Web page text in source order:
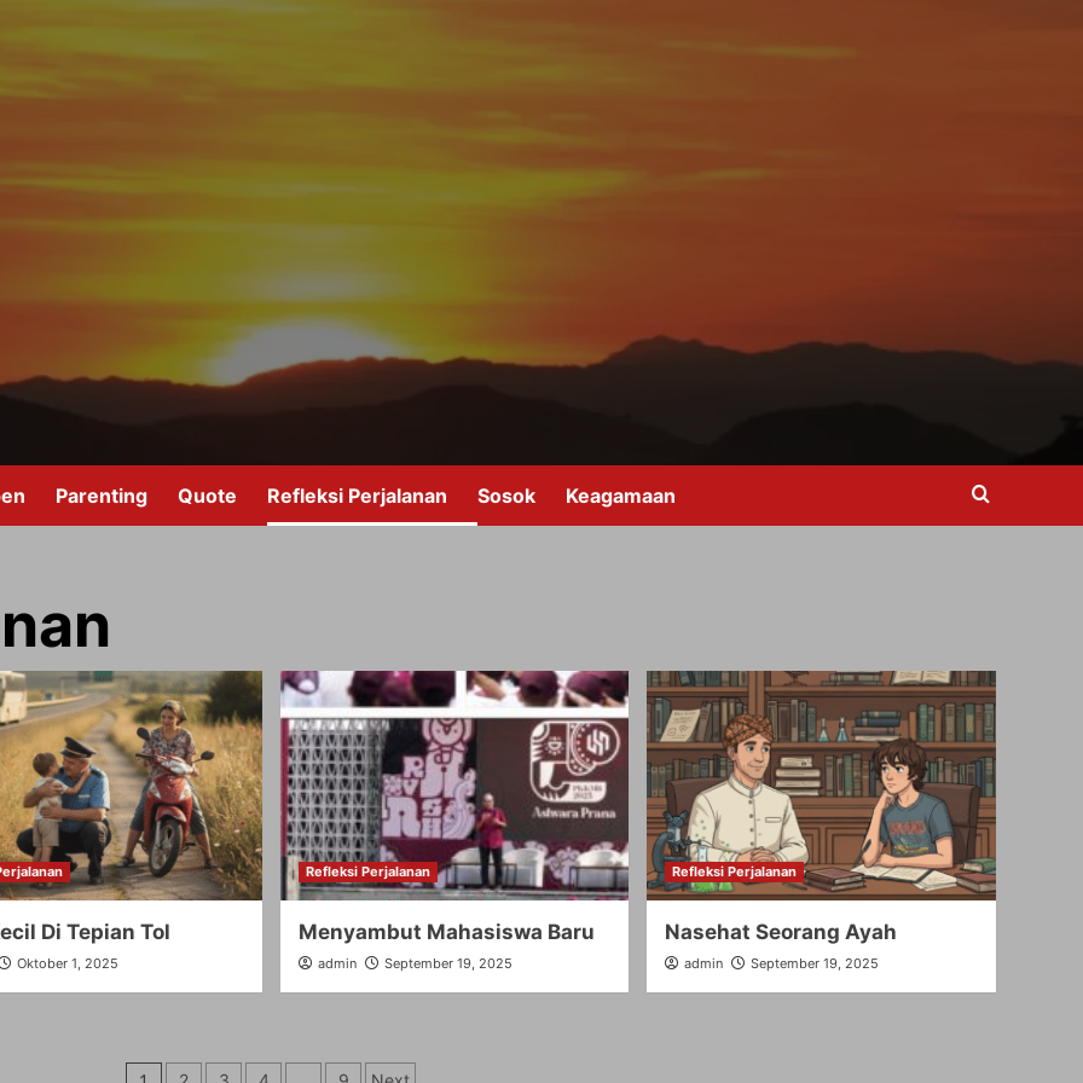
Parenting Quote Refleksi Perjalanan Sosok Keagamaan
Di Tepian Tol
Oktober 1, 2025
Refleksi Perjalanan
Menyambut Mahasiswa Baru
admin September 19, 2025
Refleksi Perjalanan
Nasehat Seorang Ayah
admin September 19, 2025